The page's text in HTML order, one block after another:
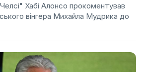
Хабі Алонсо прокоментував
вінгера Михайла Мудрика до